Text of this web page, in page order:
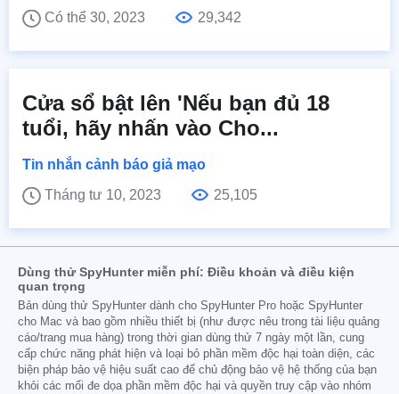
Có thể 30, 2023
29,342
Cửa sổ bật lên 'Nếu bạn đủ 18
tuổi, hãy nhấn vào Cho...
Tin nhắn cảnh báo giả mạo
Tháng tư 10, 2023
25,105
Dùng thử SpyHunter miễn phí: Điều khoản và điều kiện
quan trọng
Bản dùng thử SpyHunter dành cho SpyHunter Pro hoặc SpyHunter
cho Mac và bao gồm nhiều thiết bị (như được nêu trong tài liệu quảng
cáo/trang mua hàng) trong thời gian dùng thử 7 ngày một lần, cung
cấp chức năng phát hiện và loại bỏ phần mềm độc hại toàn diện, các
biện pháp bảo vệ hiệu suất cao để chủ động bảo vệ hệ thống của bạn
khỏi các mối đe dọa phần mềm độc hại và quyền truy cập vào nhóm